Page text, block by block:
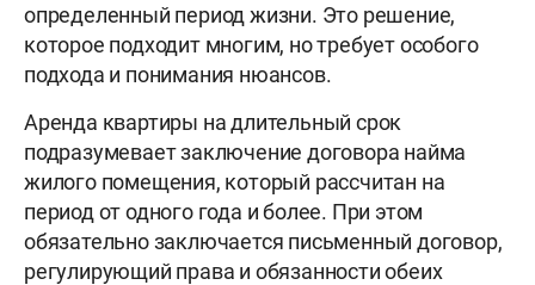
определенный период жизни. Это решение,
которое подходит многим, но требует особого
подхода и понимания нюансов.
Аренда квартиры на длительный срок
подразумевает заключение договора найма
жилого помещения, который рассчитан на
период от одного года и более. При этом
обязательно заключается письменный договор,
регулирующий права и обязанности обеих